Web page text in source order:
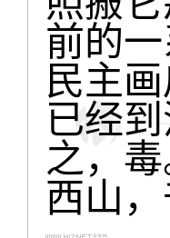
前的
民主
已经
之，
西山